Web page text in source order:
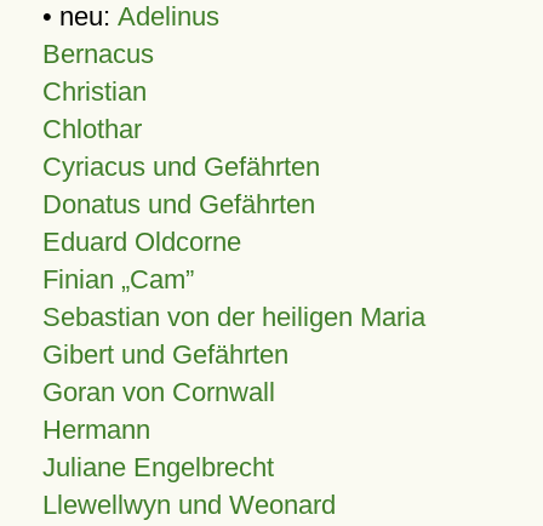
• neu: Adelinus
Bernacus
Christian
Chlothar
Cyriacus und Gefährten
Donatus und Gefährten
Eduard Oldcorne
Finian Cam
Sebastian von der heiligen Maria
Gibert und Gefährten
Goran von Cornwall
Hermann
Juliane Engelbrecht
Llewellwyn und Weonard